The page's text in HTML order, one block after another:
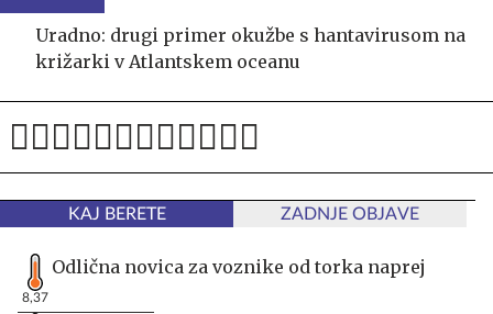
Uradno: drugi primer okužbe s hantavirusom na
križarki v Atlantskem oceanu
KAJ BERETE ZADNJE OBJAVE
8,37
Odlična novica za voznike od torka naprej